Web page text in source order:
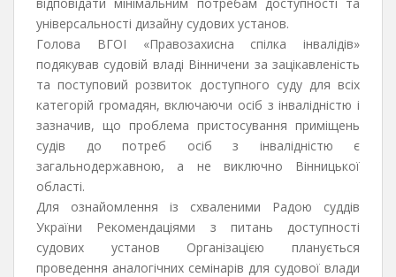
універсальності дизайну судових установ.
Голова ВГОІ «Правозахисна спілка інвалідів»
подякував судовій владі Вінничени за зацікавленість
та поступовий розвиток доступного суду для всіх
категорій громадян, включаючи осіб з інвалідністю і
зазначив, що проблема пристосування приміщень
судів до потреб осіб з інвалідністю є
загальнодержавною, а не виключно Вінницької
області.
Для ознайомлення із схваленими Радою суддів
України Рекомендаціями з питань доступності
судових установ Організацією планується
проведення аналогічних семінарів для судової влади